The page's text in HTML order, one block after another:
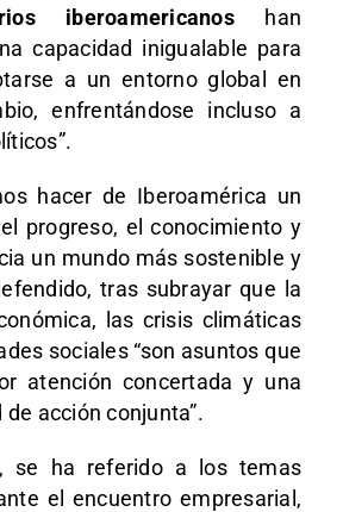
iberoamericanoshan
capacidad inigualable para
a un entorno global en
enfrentándose incluso a
hacer de Iberoamérica un
progreso, el conocimiento y
un mundo más sostenible y
tras subrayar que la
las crisis climáticas
sociales “son asuntos que
atención concertada y una
acción conjunta”.
se ha referido a los temas
el encuentro empresarial,